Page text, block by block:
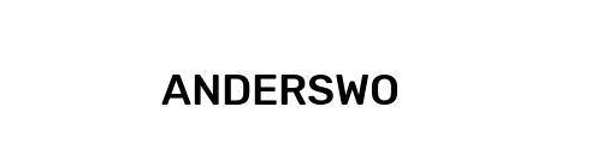
ANDERSWO